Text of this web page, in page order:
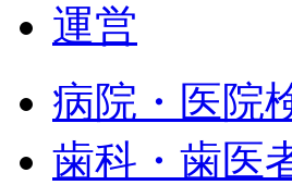
運営
病院・医院
歯科・歯医